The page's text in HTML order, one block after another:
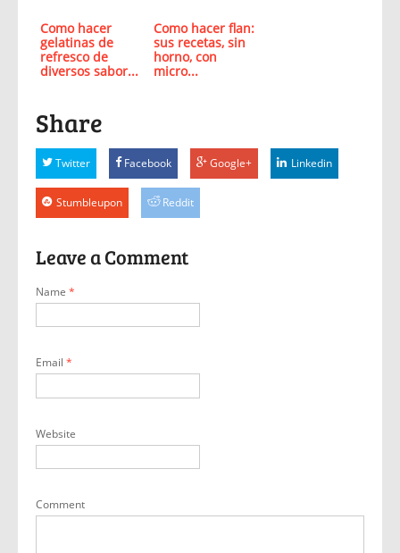
Como hacer
gelatinas de
refresco de
diversos sabor...
Como hacer flan:
sus recetas, sin
horno, con
micro...
Share
Twitter Facebook Google+ Linkedin
Stumbleupon Reddit
Leave a Comment
Name *
Email *
Website
Comment